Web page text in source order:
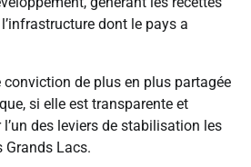
dont le pays a
de plus en plus partagée
si elle est transparente et
des leviers de stabilisation les
Grands Lacs.